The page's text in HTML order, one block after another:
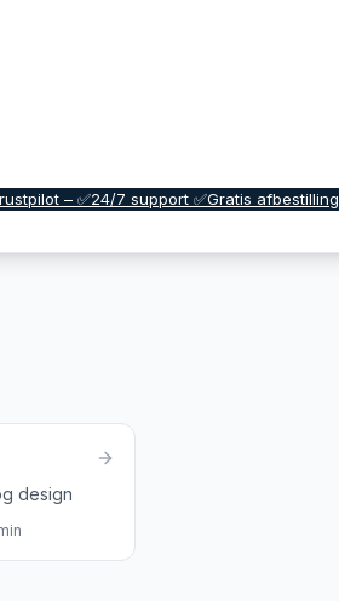
– ✅24/7 support ✅Gratis afbestilling
design